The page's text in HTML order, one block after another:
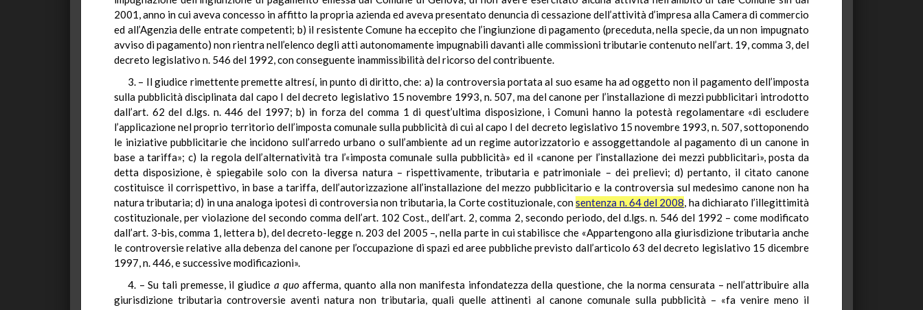
2001, anno in cui aveva concesso in affitto la propria azienda ed aveva presentato denuncia di cessazione dell’attività d’impresa alla Camera di commercio
ed all’Agenzia delle entrate competenti; b) il resistente Comune ha eccepito che l’ingiunzione di pagamento (preceduta, nella specie, da un non impugnato
avviso di pagamento) non rientra nell’elenco degli atti autonomamente impugnabili davanti alle commissioni tributarie contenuto nell’art. 19, comma 3, del
decreto legislativo n. 546 del 1992, con conseguente inammissibilità del ricorso del contribuente.
3. – Il giudice rimettente premette altresí, in punto di diritto, che: a) la controversia portata al suo esame ha ad oggetto non il pagamento dell’imposta
sulla pubblicità disciplinata dal capo I del decreto legislativo 15 novembre 1993, n. 507, ma del canone per l’installazione di mezzi pubblicitari introdotto
dall’art. 62 del d.lgs. n. 446 del 1997; b) in forza del comma 1 di quest’ultima disposizione, i Comuni hanno la potestà regolamentare «di escludere
l’applicazione nel proprio territorio dell’imposta comunale sulla pubblicità di cui al capo I del decreto legislativo 15 novembre 1993, n. 507, sottoponendo
le iniziative pubblicitarie che incidono sull’arredo urbano o sull’ambiente ad un regime autorizzatorio e assoggettandole al pagamento di un canone in
base a tariffa»; c) la regola dell’alternatività tra l’«imposta comunale sulla pubblicità» ed il «canone per l’installazione dei mezzi pubblicitari», posta da
detta disposizione, è spiegabile solo con la diversa natura – rispettivamente, tributaria e patrimoniale – dei prelievi; d) pertanto, il citato canone
costituisce il corrispettivo, in base a tariffa, dell’autorizzazione all’installazione del mezzo pubblicitario e la controversia sul medesimo canone non ha
natura tributaria; d) in una analoga ipotesi di controversia non tributaria, la Corte costituzionale, consentenza n. 64 del 2008, ha dichiarato l’illegittimità
costituzionale, per violazione del secondo comma dell’art. 102 Cost., dell’art. 2, comma 2, secondo periodo, del d.lgs. n. 546 del 1992 – come modificato
dall’art. 3-bis, comma 1, lettera b), del decreto-legge n. 203 del 2005 –, nella parte in cui stabilisce che «Appartengono alla giurisdizione tributaria anche
le controversie relative alla debenza del canone per l’occupazione di spazi ed aree pubbliche previsto dall’articolo 63 del decreto legislativo 15 dicembre
1997, n. 446, e successive modificazioni».
4. – Su tali premesse, il giudice a quoafferma, quanto alla non manifesta infondatezza della questione, che la norma censurata – nell’attribuire alla
giurisdizione tributaria controversie aventi natura non tributaria, quali quelle attinenti al canone comunale sulla pubblicità – «fa venire meno il